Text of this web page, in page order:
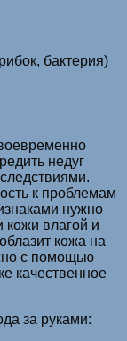
бактерия)
недуг
к проблемам
нужно
влагой и
кожа на
с помощью
качественное
за руками: